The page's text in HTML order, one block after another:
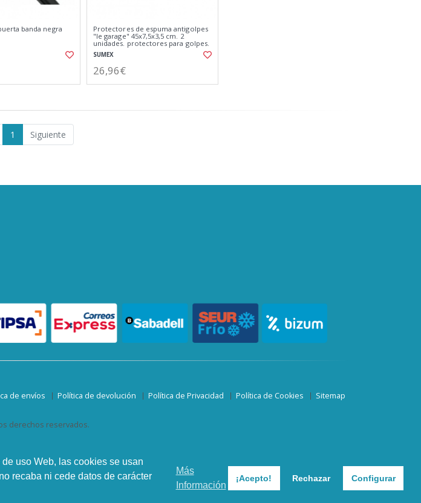
uso Web, las cookies se usan
recaba ni cede datos de carácter
Más
Información
¡Acepto! Rechazar Configurar
banda negra
Protectores de espuma antigolpes
"le garage" 45x7,5x3,5 cm. 2
unidades. protectores para golpes.
pared.
SUMEX
26,96€
1 Siguiente
de envíos Política de devolución Política de Privacidad Política de Cookies Sitemap
derechos reservados.